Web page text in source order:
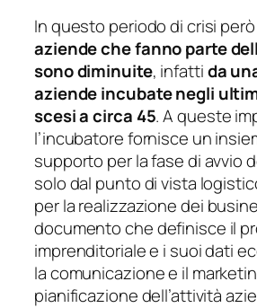
In questo periodo di crisi però
aziende che fanno parte
sono diminuite, infattida
aziende incubate negli
scesi a circa 45. A queste
l’incubatore fornisce un
supporto per la fase di avvio
solo dal punto di vista
per la realizzazione dei
documento che definisce il
imprenditoriale e i suoi dati
la comunicazione e il
pianificazione dell’attività